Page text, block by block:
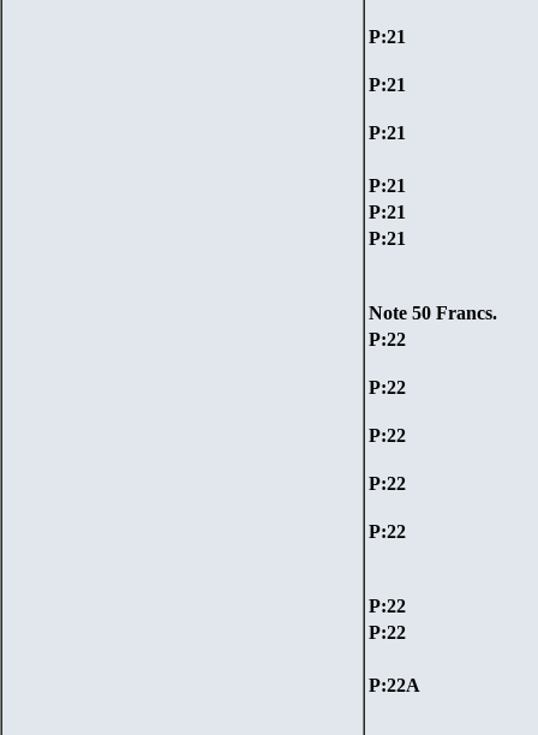
P:21
P:21
P:21
P:21
P:21
P:21
Note 50 Francs.
P:22
P:22
P:22
P:22
P:22
P:22
P:22
P:22A